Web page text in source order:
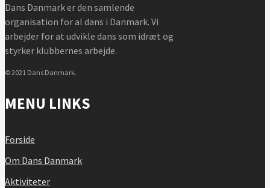
Dans Danmark er den samlende
organisation for al dans i Danmark. Vi
arbejder for at udvikle dans som idræt og
styrker klubbernes arbejde.
© 2021 Dans Danmark.
MENU LINKS
Forside
Om Dans Danmark
Aktiviteter